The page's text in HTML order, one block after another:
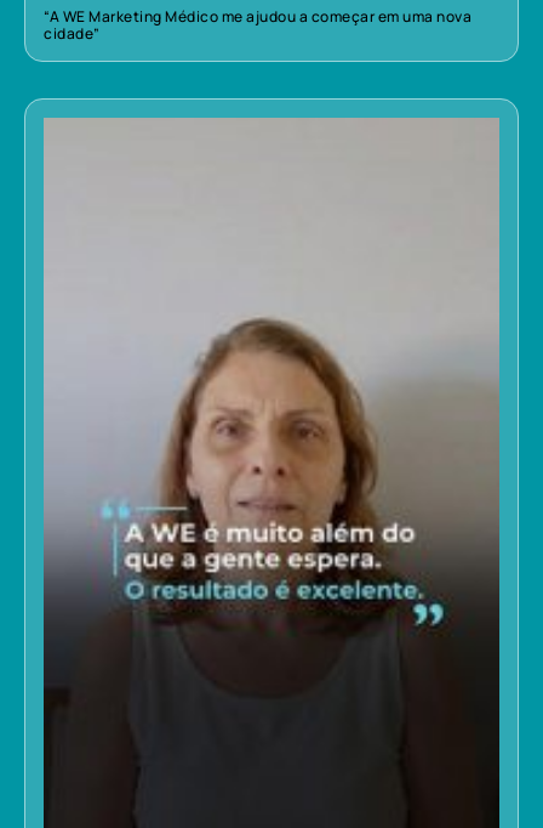
“A WE Marketing Médico me ajudou a começar em uma nova
cidade”